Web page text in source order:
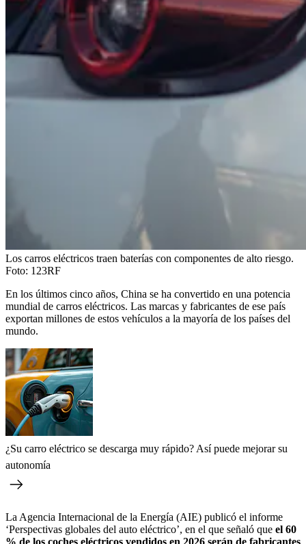
Los carros eléctricos traen baterías con componentes de alto riesgo.
Foto: 123RF
En los últimos cinco años, China se ha convertido en una potencia
mundial de carros eléctricos. Las marcas y fabricantes de ese país
exportan millones de estos vehículos a la mayoría de los países del
mundo.
¿Su carro eléctrico se descarga muy rápido? Así puede mejorar su
autonomía
La Agencia Internacional de la Energía (AIE) publicó el informe
‘Perspectivas globales del auto eléctrico’, en el que señaló que el 60
% de los coches eléctricos vendidos en 2026 serán de fabricantes